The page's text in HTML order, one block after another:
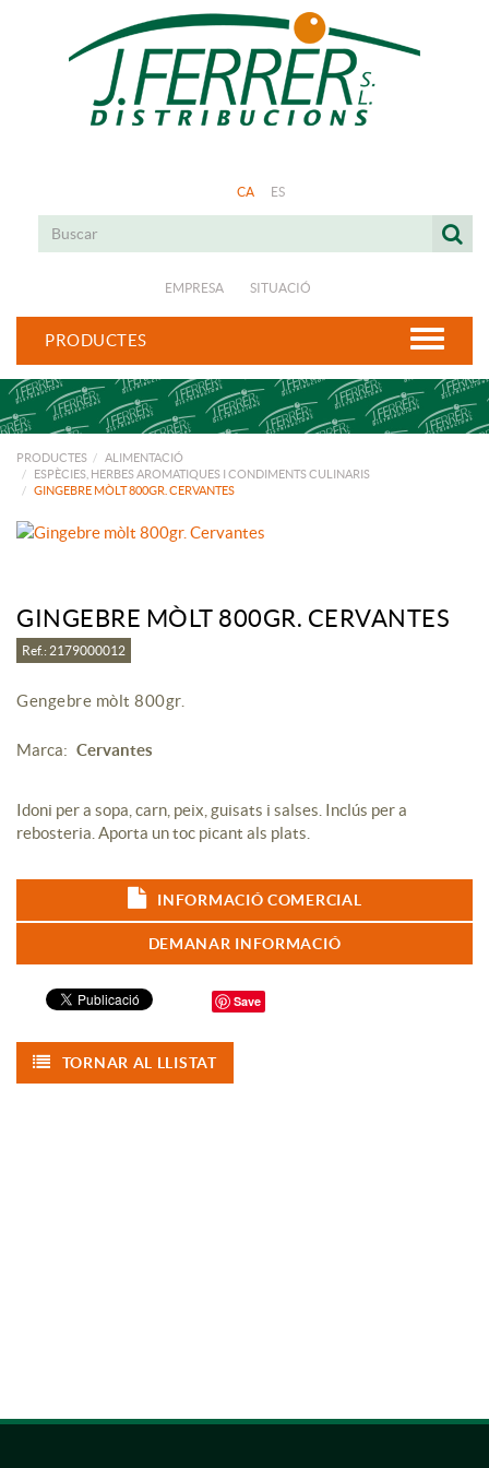
CA ES
EMPRESA SITUACIÓ
PRODUCTES
PRODUCTES
ALIMENTACIÓ
ESPÈCIES, HERBES AROMATIQUES I CONDIMENTS CULINARIS
GINGEBRE MÒLT 800GR. CERVANTES
GINGEBRE MÒLT 800GR. CERVANTES
Ref.: 2179000012
Gengebre mòlt 800gr.
Marca: Cervantes
Idoni per a sopa, carn, peix, guisats i salses. Inclús per a
rebosteria. Aporta un toc picant als plats.
INFORMACIÓ COMERCIAL
DEMANAR INFORMACIÓ
Save
TORNAR AL LLISTAT